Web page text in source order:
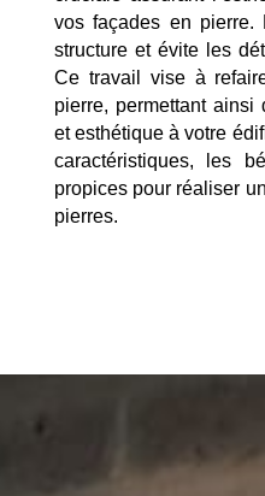
vos façades en pierre.
structure et évite les
Ce travail vise à
pierre, permettant ainsi
et esthétique à votre
caractéristiques, les
propices pour réaliser
pierres.